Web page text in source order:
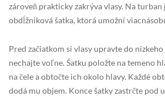
zároveň prakticky zakrýva vlasy. Na
obdĺžniková šatka, ktorá umožní
Pred začiatkom si vlasy upravte do
nechajte voľne. Šatku položte na temeno
na čele a obtočte ich okolo hlavy. Každé
dodá mu objem. Konce šatky zastrčte pod